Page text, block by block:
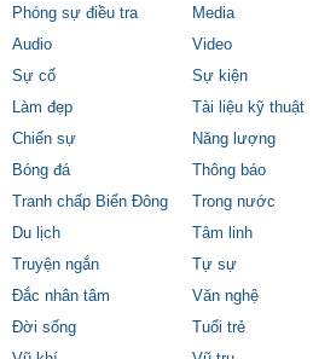
Phóng sự điều tra
Media
Audio
Video
Sự cố
Sự kiện
Làm đẹp
Tài liệu kỹ thuật
Chiến sự
Năng lượng
Bóng đá
Thông báo
Tranh chấp Biển Đông
Trong nước
Du lịch
Tâm linh
Truyện ngắn
Tự sự
Đắc nhân tâm
Văn nghệ
Đời sống
Tuổi trẻ